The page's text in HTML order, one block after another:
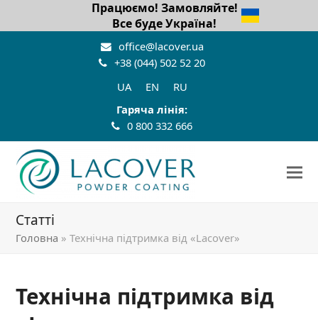
Працюємо! Замовляйте!
Все буде Україна!
office@lacover.ua
+38 (044) 502 52 20
UA
EN
RU
Гаряча лінія:
0 800 332 666
Статті
Головна »Технічна підтримка від «Lacover»
Технічна підтримка від